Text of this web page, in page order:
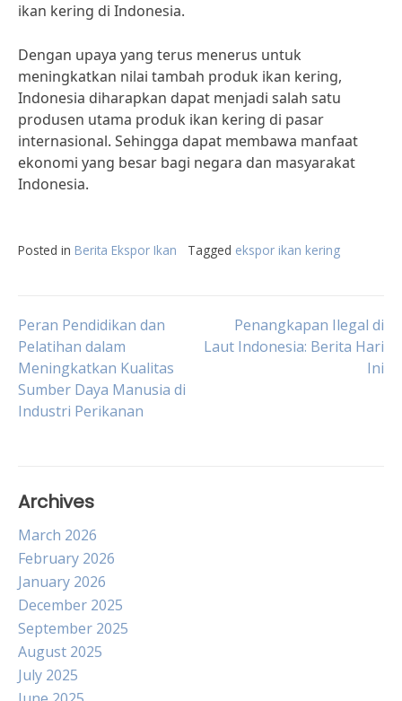
ikan kering di Indonesia.
Dengan upaya yang terus menerus untuk
meningkatkan nilai tambah produk ikan kering,
Indonesia diharapkan dapat menjadi salah satu
produsen utama produk ikan kering di pasar
internasional. Sehingga dapat membawa manfaat
ekonomi yang besar bagi negara dan masyarakat
Indonesia.
Posted in Berita Ekspor Ikan Tagged ekspor ikan kering
Post
navigation
Peran Pendidikan dan
Pelatihan dalam
Meningkatkan Kualitas
Sumber Daya Manusia di
Industri Perikanan
Penangkapan Ilegal di
Laut Indonesia: Berita Hari
Ini
Archives
March 2026
February 2026
January 2026
December 2025
September 2025
August 2025
July 2025